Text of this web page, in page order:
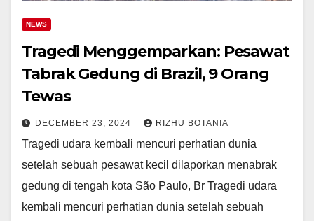
NEWS
Tragedi Menggemparkan: Pesawat
Tabrak Gedung di Brazil, 9 Orang
Tewas
DECEMBER 23, 2024 RIZHU BOTANIA
Tragedi udara kembali mencuri perhatian dunia
setelah sebuah pesawat kecil dilaporkan menabrak
gedung di tengah kota São Paulo, Br Tragedi udara
kembali mencuri perhatian dunia setelah sebuah